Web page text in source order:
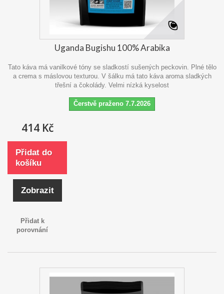
Uganda Bugishu 100% Arabika
Tato káva má vanilkové tóny se sladkostí sušených peckovin. Plné tělo
a crema s máslovou texturou. V šálku má tato káva aroma sladkých
třešní a čokolády. Velmi nízká kyselost
Čerstvě praženo 7.7.2026
414 Kč
Přidat do
košíku
Zobrazit
Přidat k
porovnání